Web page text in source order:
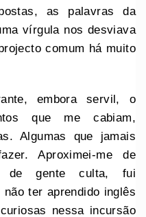
as palavras da
vírgula nos desviava
comum há muito
embora servil, o
que me cabiam,
Algumas que jamais
Aproximei-me de
de gente culta, fui
ter aprendido inglês
nessa incursão